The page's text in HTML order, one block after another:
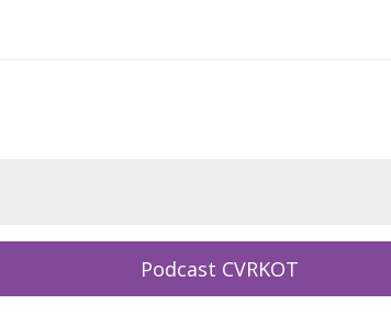
Podcast CVRKOT